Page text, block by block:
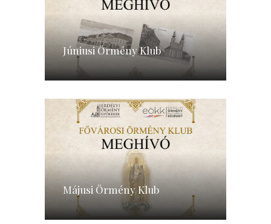
Júniusi Örmény Klub
Májusi Örmény Klub